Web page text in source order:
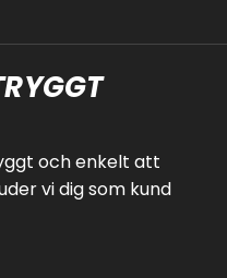
och enkelt att
vi dig som kund